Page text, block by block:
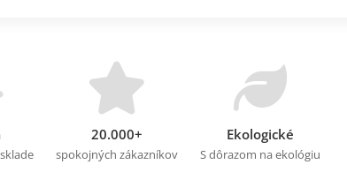
20.000+
spokojných zákazníkov
Ekologické
S dôrazom na ekológiu